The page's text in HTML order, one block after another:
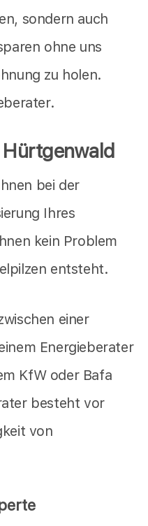
sondern auch
ohne uns
zu holen.
bei der
Ihres
kein Problem
entsteht.
einer
Energieberater
KfW oder Bafa
besteht vor
von